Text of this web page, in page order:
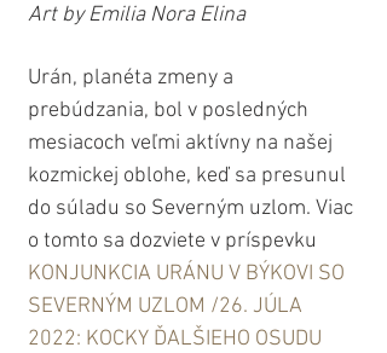
Art by Emilia Nora Elina
Urán, planéta zmeny a
prebúdzania, bol v posledných
mesiacoch veľmi aktívny na našej
kozmickej oblohe, keď sa presunul
do súladu so Severným uzlom. Viac
o tomto sa dozviete v príspevku
KONJUNKCIA URÁNU V BÝKOVI SO
SEVERNÝM UZLOM /26. JÚLA
2022: KOCKY ĎALŠIEHO OSUDU